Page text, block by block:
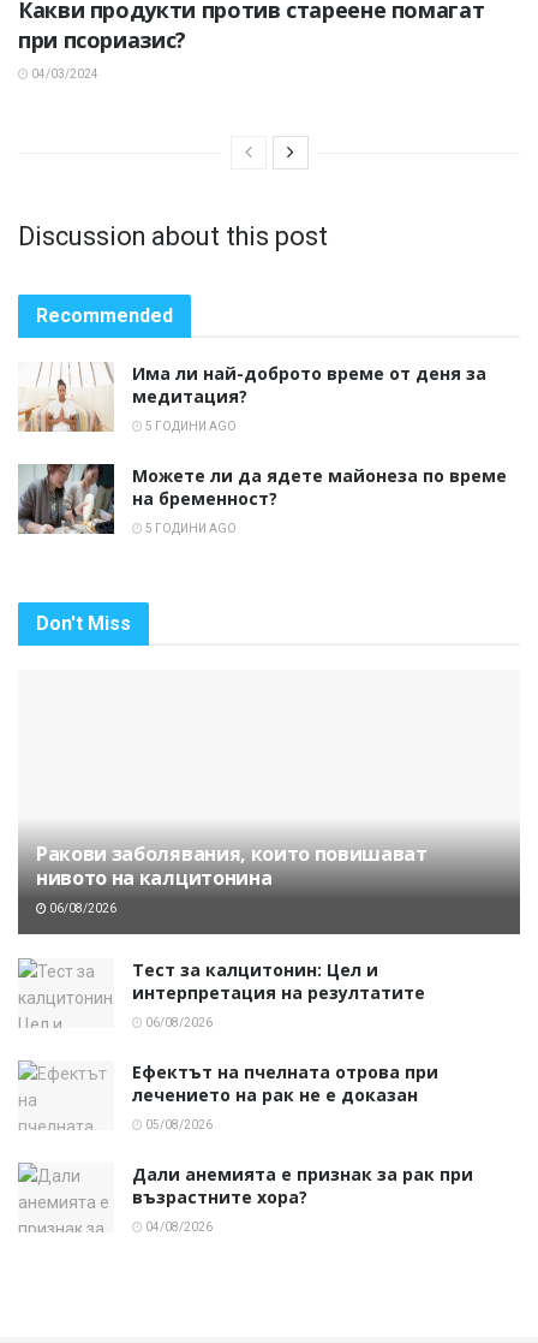
Какви продукти против стареене помагат
при псориазис?
04/03/2024
Discussion about this post
Recommended
Има ли най-доброто време от деня за
медитация?
5 ГОДИНИ AGO
Можете ли да ядете майонеза по време
на бременност?
5 ГОДИНИ AGO
Don't Miss
Ракови заболявания, които повишават
нивото на калцитонина
06/08/2026
Тест за калцитонин: Цел и
интерпретация на резултатите
06/08/2026
Ефектът на пчелната отрова при
лечението на рак не е доказан
05/08/2026
Дали анемията е признак за рак при
възрастните хора?
04/08/2026